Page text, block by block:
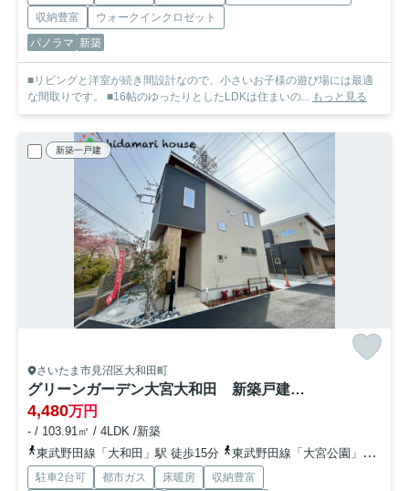
収納豊富
ウォークインクロゼット
パノラマ 新築
■リビングと洋室が続き間設計なので、小さいお子様の遊び場には最適
な間取りです。 ■16帖のゆったりとしたLDKは住まいの... もっと見る
新築一戸建
さいたま市見沼区大和田町
グリーンガーデン大宮大和田 新築戸建 A
4,480万円
- / 103.91㎡ / 4LDK /新築
東武野田線「大和田」駅 徒歩15分
東武野田線「大宮公園」駅 徒歩24分
駐車2台可 都市ガス 床暖房
収納豊富